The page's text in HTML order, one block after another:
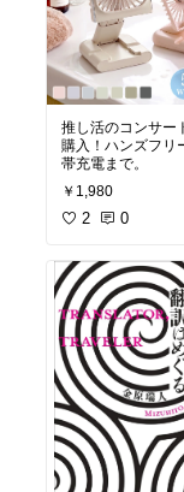
推し活のコンサー
購入！ハンズフリ
帯充電まで。
￥1,980
2 0